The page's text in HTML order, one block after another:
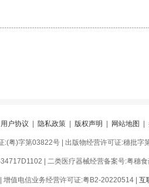
用户协议 隐私政策 版权声明 网站地图
:(粤)字第03822号 | 出版物经营许可证:穗批
| 二类医疗器械经营备案号:粤穗
值电信业务经营许可证:粤B2-20220514 | 互